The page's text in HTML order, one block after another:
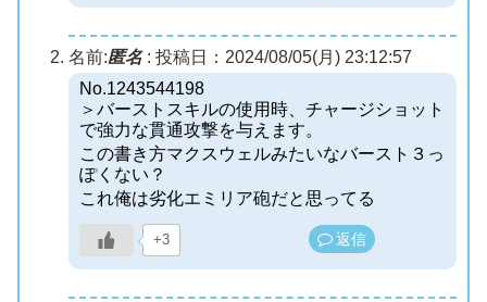
名前:匿名: 投稿日：2024/08/05(月) 23:12:57
No.1243544198
＞バーストスキルの使用時、チャージショット
で強力な貫通攻撃を与えます。
この書き方マクスウェルみたいなバースト３っ
ぽくない？
これ俺は劣化エミリア砲だと思ってる
+3 返信